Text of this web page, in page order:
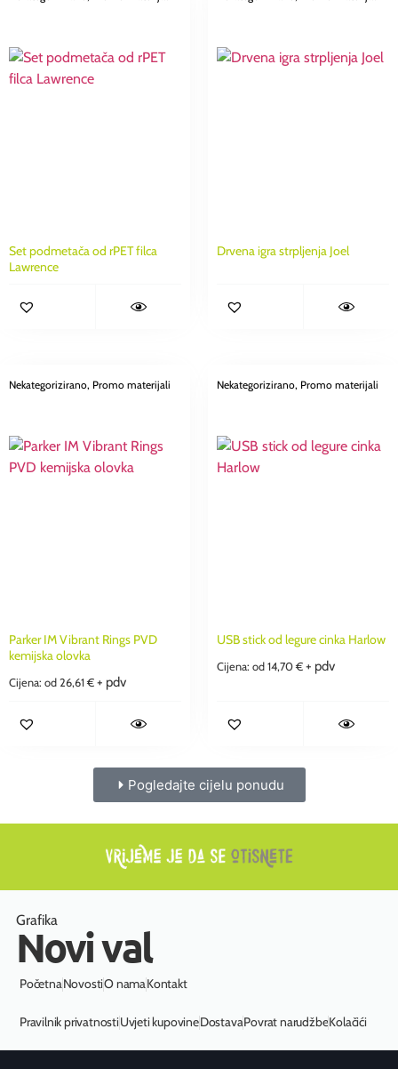
Set podmetača od rPET filca
Lawrence
Drvena igra strpljenja Joel
Nekategorizirano, Promo materijali
Parker IM Vibrant Rings PVD
kemijska olovka
Cijena: od 26,61 € + pdv
Nekategorizirano, Promo materijali
USB stick od legure cinka Harlow
Cijena: od 14,70 € + pdv
Pogledajte cijelu ponudu
Grafika
Novi val
PočetnaNovostiO namaKontakt
Pravilnik privatnostiUvjeti kupovineDostavaPovrat narudžbeKolačići